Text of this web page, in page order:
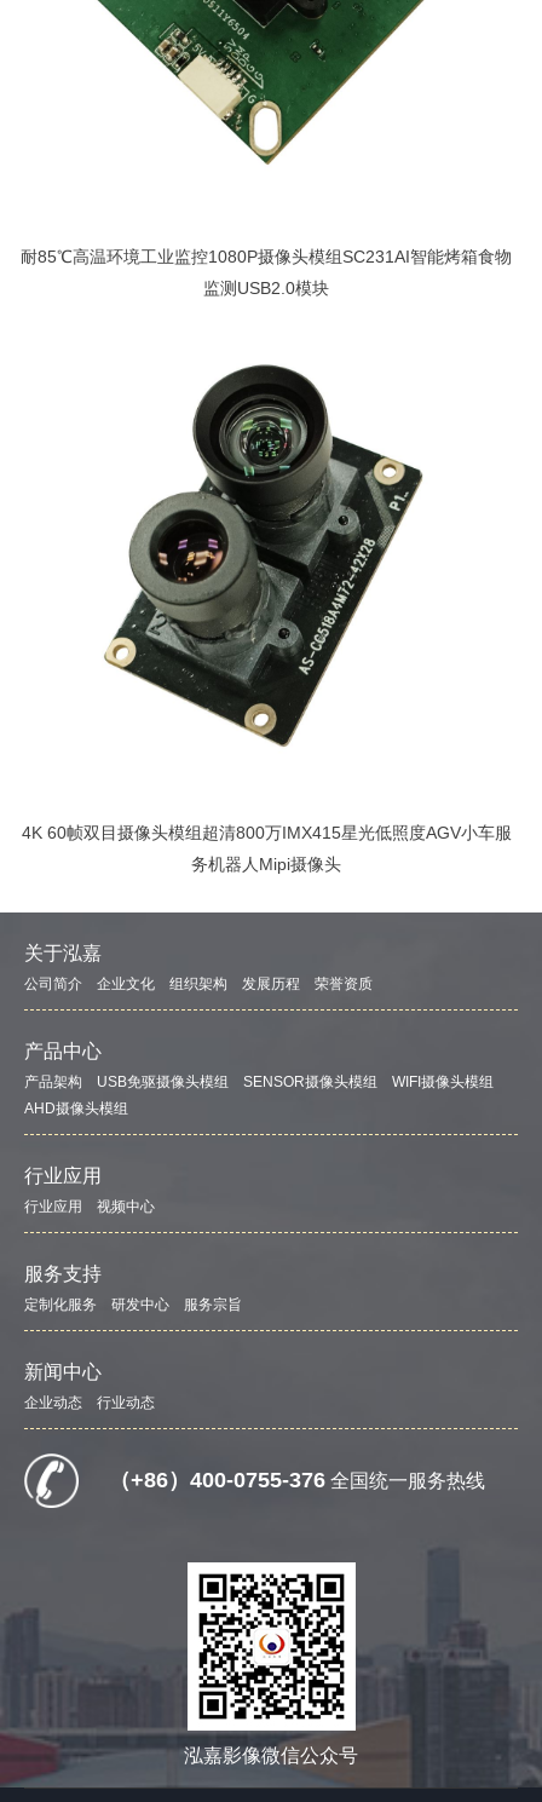
耐85℃高温环境工业监控1080P摄像头模组SC231AI智能烤箱食物
监测USB2.0模块
4K 60帧双目摄像头模组超清800万IMX415星光低照度AGV小车服
务机器人Mipi摄像头
关于泓嘉
公司简介 企业文化 组织架构 发展历程 荣誉资质
产品中心
产品架构 USB免驱摄像头模组 SENSOR摄像头模组
WIFI摄像头模组
AHD摄像头模组
行业应用
行业应用 视频中心
服务支持
定制化服务 研发中心 服务宗旨
新闻中心
企业动态 行业动态
（+86）400-0755-376 全国统一服务热线
泓嘉影像微信公众号